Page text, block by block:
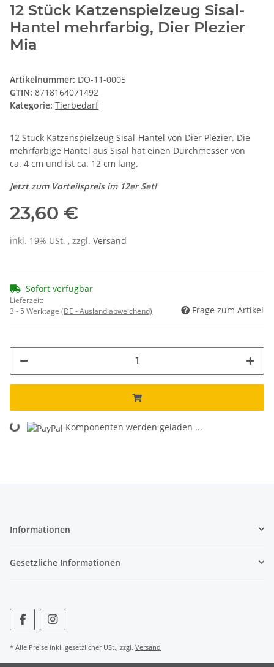
12 Stück Katzenspielzeug Sisal-
Hantel mehrfarbig, Dier Plezier
Mia
Artikelnummer: DO-11-0005
GTIN: 8718164071492
Kategorie: Tierbedarf
12 Stück Katzenspielzeug Sisal-Hantel von Dier Plezier. Die
mehrfarbige Hantel aus Sisal hat einen Durchmesser von
ca. 4 cm und ist ca. 12 cm lang.
Jetzt zum Vorteilspreis im 12er Set!
23,60 €
inkl. 19% USt. , zzgl. Versand
Sofort verfügbar
Lieferzeit:
3 - 5 Werktage (DE - Ausland abweichend) Frage zum Artikel
Loading... Komponenten werden geladen ...
Informationen
Gesetzliche Informationen
* Alle Preise inkl. gesetzlicher USt., zzgl. Versand